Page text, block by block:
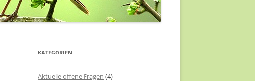
KATEGORIEN
Aktuelle offene Fragen (4)